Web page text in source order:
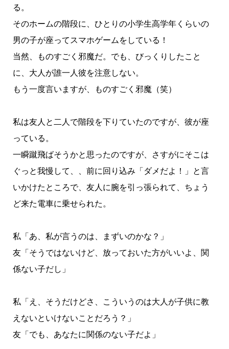
る。
そのホームの階段に、ひとりの小学生高学年くらいの
男の子が座ってスマホゲームをしている！
当然、ものすごく邪魔だ。でも、びっくりしたこと
に、大人が誰一人彼を注意しない。
もう一度言いますが、ものすごく邪魔（笑）
私は友人と二人で階段を下りていたのですが、彼が座
っている。
一瞬蹴飛ばそうかと思ったのですが、さすがにそこは
ぐっと我慢して、、前に回り込み「ダメだよ！」と言
いかけたところで、友人に腕を引っ張られて、ちょう
ど来た電車に乗せられた。
私「あ、私が言うのは、まずいのかな？」
友「そうではないけど、放っておいた方がいいよ、関
係ない子だし」
私「え、そうだけどさ、こういうのは大人が子供に教
えないといけないことだろう？」
友「でも、あなたに関係のない子だよ」